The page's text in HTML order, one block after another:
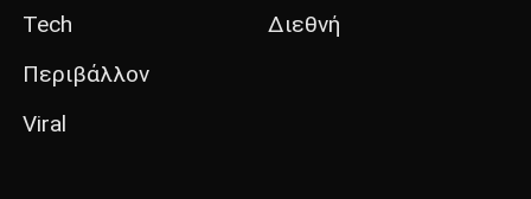
Tech
Περιβάλλον
Viral
Διεθνή